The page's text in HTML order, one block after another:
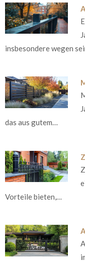
insbesondere wegen
das aus gutem…
Vorteile bieten,…